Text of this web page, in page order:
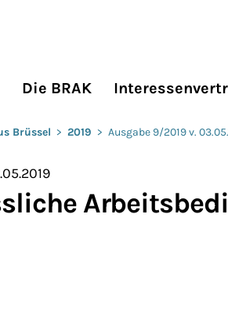
Die BRAK
Brüssel > 2019 > Ausgabe 9/2019 v.